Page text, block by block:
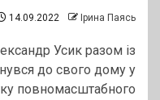
14.09.2022 Ірина Паясь
Усик разом із
до свого дому у
повномасштабного